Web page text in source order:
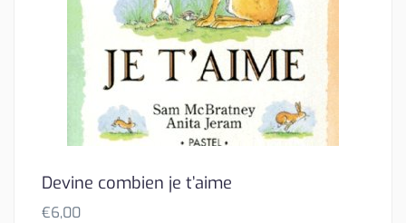
Devine combien je t’aime
€6,00